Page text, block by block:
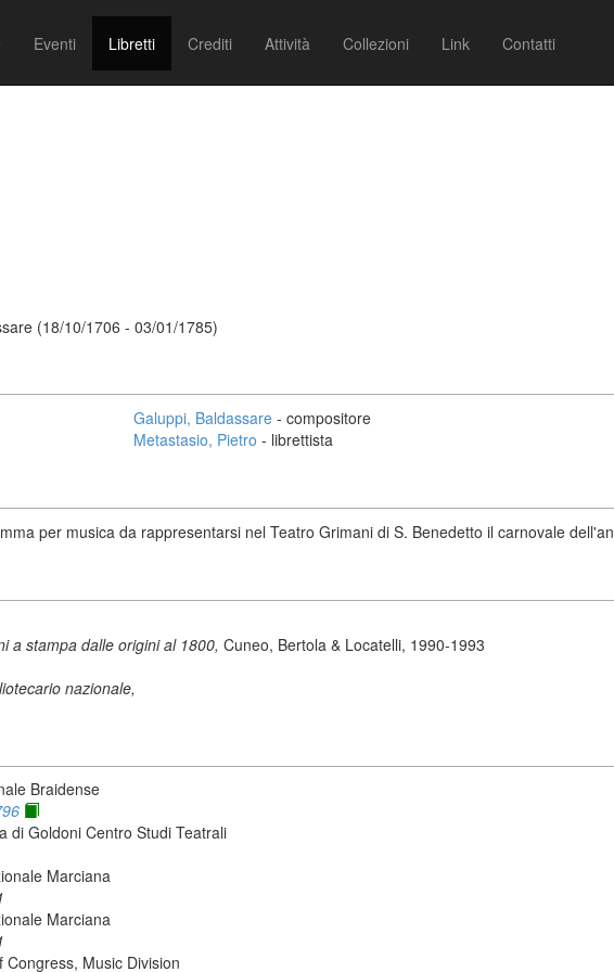
Eventi Libretti Crediti Attività Collezioni Link Contatti
(18/10/1706 - 03/01/1785)
Galuppi, Baldassare - compositore
Metastasio, Pietro - librettista
per musica da rappresentarsi nel Teatro Grimani di S. Benedetto il carnovale
a stampa dalle origini al 1800, Cuneo, Bertola & Locatelli, 1990-1993
nazionale,
Braidense
di Goldoni Centro Studi Teatrali
Marciana
Marciana
Congress, Music Division